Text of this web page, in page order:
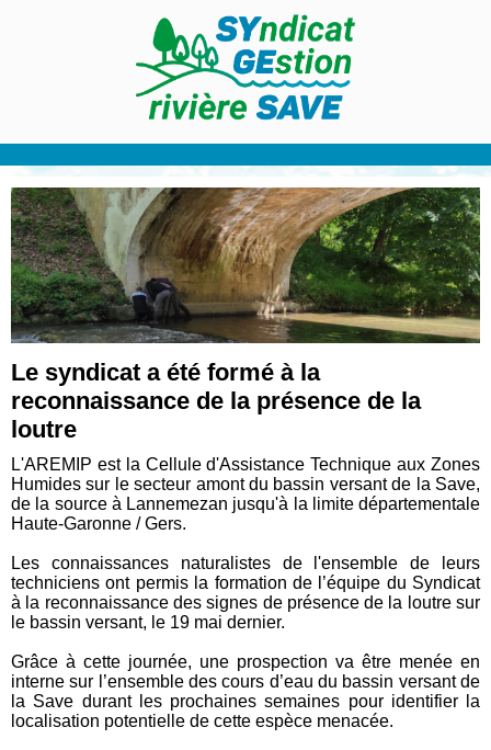
Le syndicat a été formé à la
reconnaissance de la présence de la
loutre
L'AREMIP est la Cellule d'Assistance Technique aux Zones
Humides sur le secteur amont du bassin versant de la Save,
de la source à Lannemezan jusqu'à la limite départementale
Haute-Garonne / Gers.
Les connaissances naturalistes de l'ensemble de leurs
techniciens ont permis la formation de l’équipe du Syndicat
à la reconnaissance des signes de présence de la loutre sur
le bassin versant, le 19 mai dernier.
Grâce à cette journée, une prospection va être menée en
interne sur l’ensemble des cours d’eau du bassin versant de
la Save durant les prochaines semaines pour identifier la
localisation potentielle de cette espèce menacée.